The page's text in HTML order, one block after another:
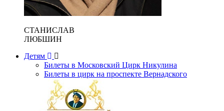
СТАНИСЛАВ
ЛЮБШИН
Детям
Билеты в Московский Цирк Никулина
Билеты в цирк на проспекте Вернадского